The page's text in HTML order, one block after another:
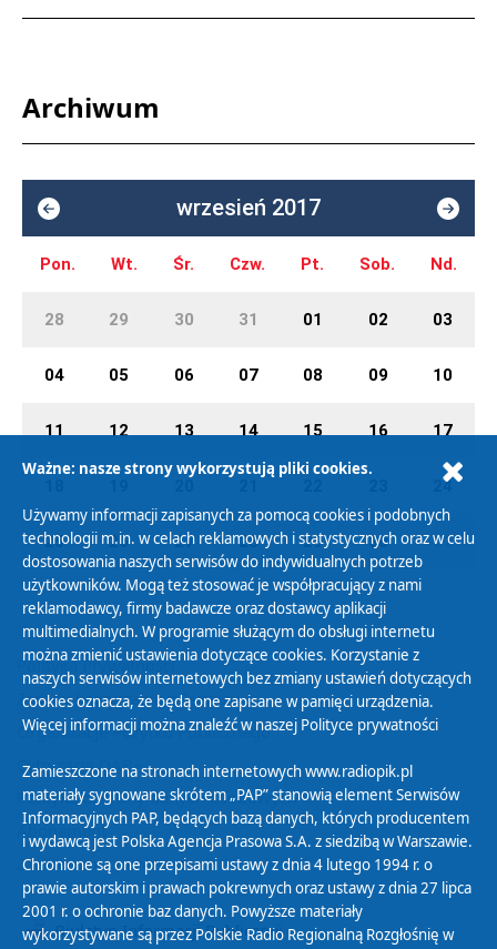
Archiwum
wrzesień 2017
Pon. Wt. Śr. Czw. Pt. Sob. Nd.
28 29 30 31 01 02 03
04 05 06 07 08 09 10
11 12 13 14 15 16 17
24
25 26 27 28 29 30 01
Polityka Prywatności
Zasady korzystania z Serwisu
Organizacje Pożytku Publicznego
Cyfryzacja DAB+
Polityka ochrony danych osobowych
Abonament
Zamówienia publiczne
Biuletyn Informacji Publicznej
Ważne: nasze strony wykorzystują pliki cookies.
Używamy informacji zapisanych za pomocą cookies i podobnych
technologii m.in. w celach reklamowych i statystycznych oraz w celu
dostosowania naszych serwisów do indywidualnych potrzeb
użytkowników. Mogą też stosować je współpracujący z nami
reklamodawcy, firmy badawcze oraz dostawcy aplikacji
multimedialnych. W programie służącym do obsługi internetu
można zmienić ustawienia dotyczące cookies. Korzystanie z
naszych serwisów internetowych bez zmiany ustawień dotyczących
cookies oznacza, że będą one zapisane w pamięci urządzenia.
Więcej informacji można znaleźć w naszej Polityce prywatności
Zamieszczone na stronach internetowych www.radiopik.pl
materiały sygnowane skrótem „PAP” stanowią element Serwisów
Informacyjnych PAP, będących bazą danych, których producentem
i wydawcą jest Polska Agencja Prasowa S.A. z siedzibą w Warszawie.
Chronione są one przepisami ustawy z dnia 4 lutego 1994 r. o
prawie autorskim i prawach pokrewnych oraz ustawy z dnia 27 lipca
2001 r. o ochronie baz danych. Powyższe materiały
wykorzystywane są przez Polskie Radio Regionalną Rozgłośnię w